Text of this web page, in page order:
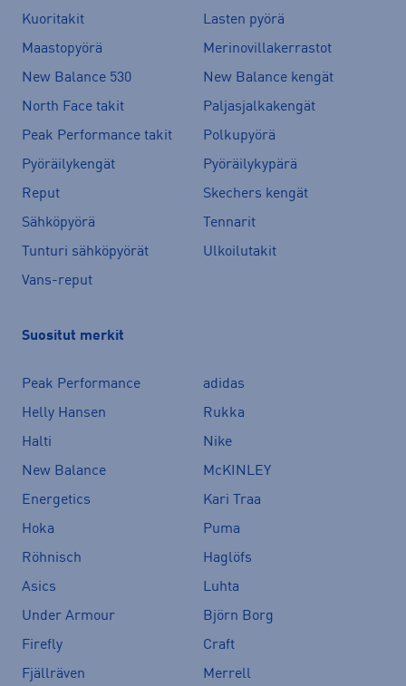
Kuoritakit
Lasten pyörä
Maastopyörä
Merinovillakerrastot
New Balance 530
New Balance kengät
North Face takit
Paljasjalkakengät
Peak Performance takit
Polkupyörä
Pyöräilykengät
Pyöräilykypärä
Reput
Skechers kengät
Sähköpyörä
Tennarit
Tunturi sähköpyörät
Ulkoilutakit
Vans-reput
Suositut merkit
Peak Performance
adidas
Helly Hansen
Rukka
Halti
Nike
New Balance
McKINLEY
Energetics
Kari Traa
Hoka
Puma
Röhnisch
Haglöfs
Asics
Luhta
Under Armour
Björn Borg
Firefly
Craft
Fjällräven
Merrell